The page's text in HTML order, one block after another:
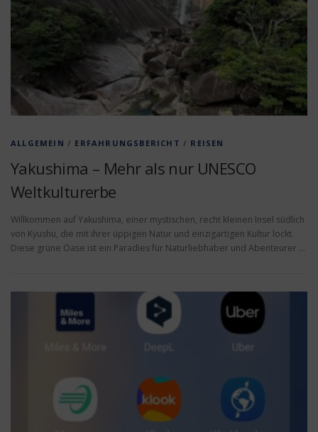
ALLGEMEIN / ERFAHRUNGSBERICHT / REISEN
Yakushima – Mehr als nur UNESCO
Weltkulturerbe
Willkommen auf Yakushima, einer mystischen, recht kleinen Insel südlich
von Kyushu, die mit ihrer üppigen Natur und einzigartigen Kultur lockt.
Diese grüne Oase ist ein Paradies für Naturliebhaber und Abenteurer …